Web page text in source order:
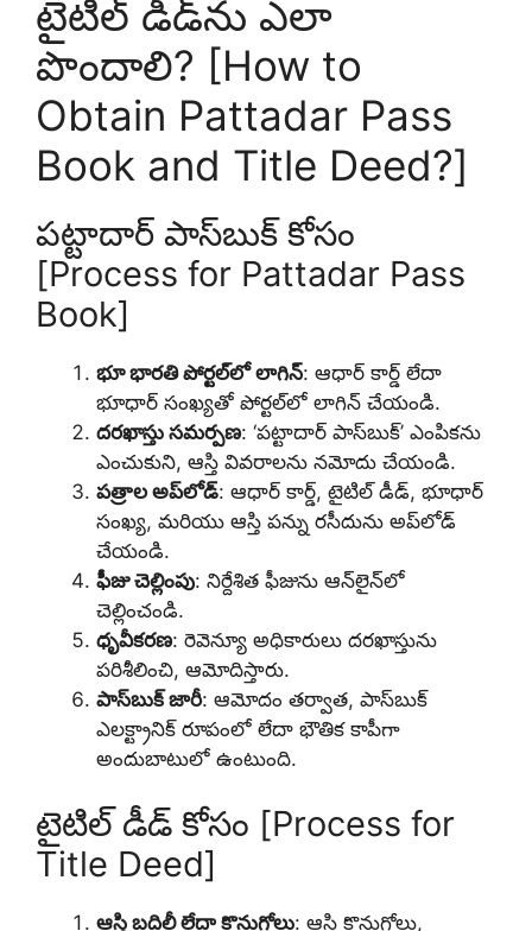
టైటిల్ డీడ్‌ను ఎలా
పొందాలి? [How to
Obtain Pattadar Pass
Book and Title Deed?]
పట్టాదార్ పాస్‌బుక్ కోసం
[Process for Pattadar Pass
Book]
భూ భారతి పోర్టల్‌లో లాగిన్: ఆధార్ కార్డ్ లేదా
భూధార్ సంఖ్యతో పోర్టల్‌లో లాగిన్ చేయండి.
దరఖాస్తు సమర్పణ: ‘పట్టాదార్ పాస్‌బుక్’ ఎంపికను
ఎంచుకుని, ఆస్తి వివరాలను నమోదు చేయండి.
పత్రాల అప్‌లోడ్: ఆధార్ కార్డ్, టైటిల్ డీడ్, భూధార్
సంఖ్య, మరియు ఆస్తి పన్ను రసీదును అప్‌లోడ్
చేయండి.
ఫీజు చెల్లింపు: నిర్దేశిత ఫీజును ఆన్‌లైన్‌లో
చెల్లించండి.
ధృవీకరణ: రెవెన్యూ అధికారులు దరఖాస్తును
పరిశీలించి, ఆమోదిస్తారు.
పాస్‌బుక్ జారీ: ఆమోదం తర్వాత, పాస్‌బుక్
ఎలక్ట్రానిక్ రూపంలో లేదా భౌతిక కాపీగా
అందుబాటులో ఉంటుంది.
టైటిల్ డీడ్ కోసం [Process for
Title Deed]
ఆస్తి బదిలీ లేదా కొనుగోలు: ఆస్తి కొనుగోలు,